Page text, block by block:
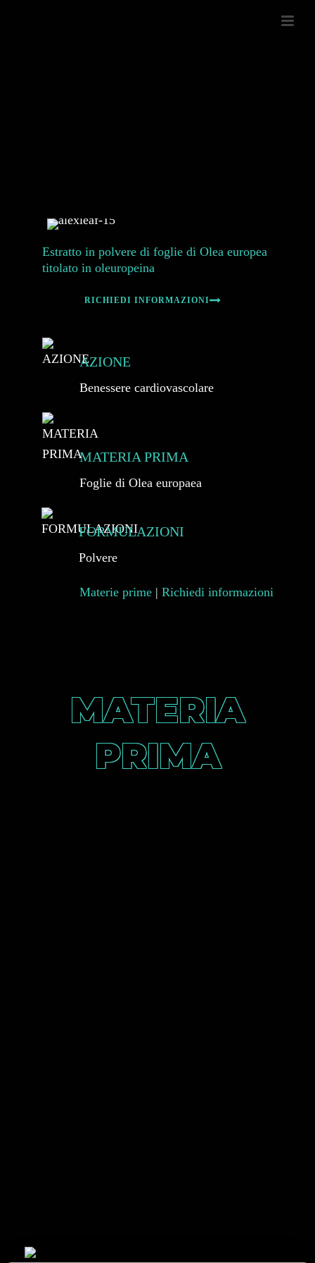
Estratto in polvere di foglie di Olea europea
titolato in oleuropeina
RICHIEDI INFORMAZIONI
AZIONE
Benessere cardiovascolare
MATERIA PRIMA
Foglie di Olea europaea
FORMULAZIONI
Polvere
Materie prime | Richiedi informazioni
MATERIA
PRIMA